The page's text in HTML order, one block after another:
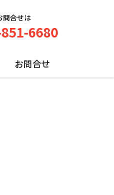
問合せは
6680
お問合せ